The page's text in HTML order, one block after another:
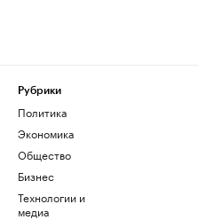
Рубрики
Политика
Экономика
Общество
Бизнес
Технологии и
медиа